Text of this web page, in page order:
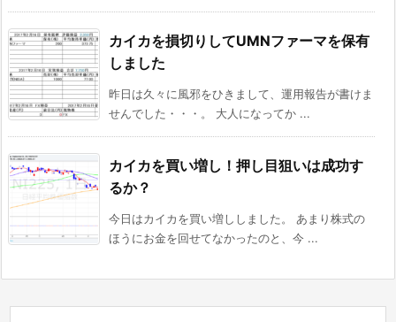
カイカを損切りしてUMNファーマを保有
しました
昨日は久々に風邪をひきまして、運用報告が書けま
せんでした・・・。 大人になってか ...
カイカを買い増し！押し目狙いは成功す
るか？
今日はカイカを買い増ししました。 あまり株式の
ほうにお金を回せてなかったのと、今 ...